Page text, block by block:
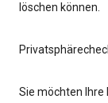
löschen können.
Sie möchten